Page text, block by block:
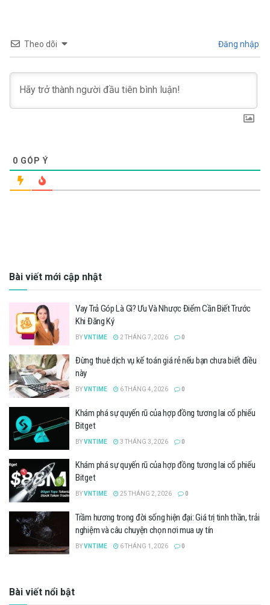
Theo dõi Đăng nhập
0 GÓP Ý
Bài viết mới cập nhật
Vay Trả Góp Là Gì? Ưu Và Nhược Điểm Cần Biết Trước
Khi Đăng Ký
BYVNTIME 2 THÁNG 7, 2026 0
Đừng thuê dịch vụ kế toán giá rẻ nếu bạn chưa biết điều
này
BYVNTIME 6 THÁNG 4, 2026 0
Khám phá sự quyến rũ của hợp đồng tương lai cổ phiếu
Bitget
BYVNTIME 3 THÁNG 3, 2026 0
Khám phá sự quyến rũ của hợp đồng tương lai cổ phiếu
Bitget
BYVNTIME 25 THÁNG 2, 2026 0
Trầm hương trong đời sống hiện đại: Giá trị tinh thần, trải
nghiệm và câu chuyện chọn nơi mua uy tín
BYVNTIME 6 THÁNG 1, 2026 0
Bài viết nổi bật